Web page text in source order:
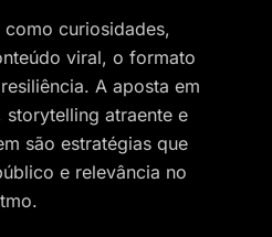
como curiosidades,
viral, o formato
A aposta em
atraente e
são estratégias que
e relevância no